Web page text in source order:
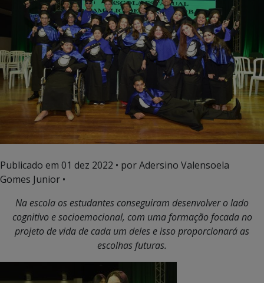
Publicado em 01 dez 2022 • por Adersino Valensoela
Gomes Junior •
Na escola os estudantes conseguiram desenvolver o lado
cognitivo e socioemocional, com uma formação focada no
projeto de vida de cada um deles e isso proporcionará as
escolhas futuras.